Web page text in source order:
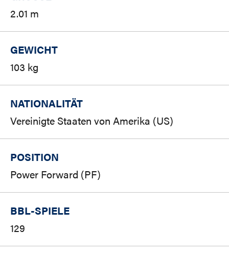
2.01 m
GEWICHT
103 kg
NATIONALITÄT
Vereinigte Staaten von Amerika (US)
POSITION
Power Forward (PF)
BBL-SPIELE
129